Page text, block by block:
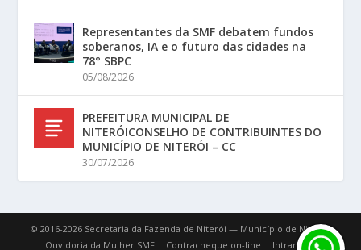
Representantes da SMF debatem fundos
soberanos, IA e o futuro das cidades na
78° SBPC
05/08/2026
PREFEITURA MUNICIPAL DE
NITERÓICONSELHO DE CONTRIBUINTES DO
MUNICÍPIO DE NITERÓI – CC
30/07/2026
© 2016-2026 Secretaria da Fazenda de Niterói — Município de Niterói.
Ouvidoria da Mulher SMF
Contracheque on-line Intranet